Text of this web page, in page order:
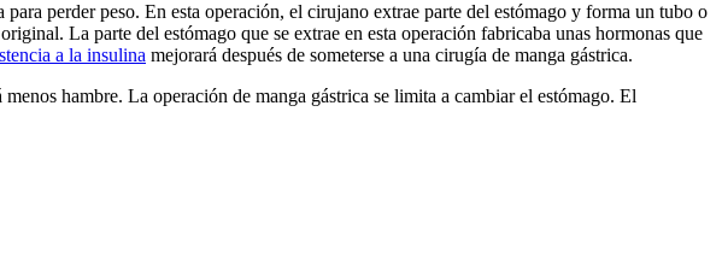
perder peso. En esta operación, el cirujano extrae parte del estómago y forma un tubo o
La parte del estómago que se extrae en esta operación fabricaba unas hormonas que
a la insulina mejorará después de someterse a una cirugía de manga gástrica.
hambre. La operación de manga gástrica se limita a cambiar el estómago. El